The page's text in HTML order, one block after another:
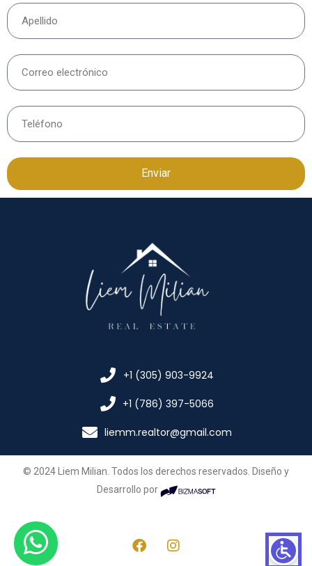
Enviar
+1 (305) 903-9924
+1 (786) 397-5066
liemm.realtor@gmail.com
© 2024 Liem Milian. Todos los derechos reservados. Diseño y
Desarrollo por